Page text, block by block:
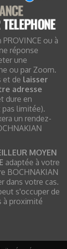
ou à
réponse
une
ou par Zoom.
et de laisser
adresse
dure en
limitée).
un rendez-
MOYEN
adaptée à votre
BOCHNAKIAN
dans votre cas.
s'occuper de
à proximité